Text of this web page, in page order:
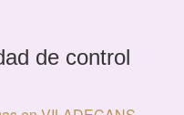
de control